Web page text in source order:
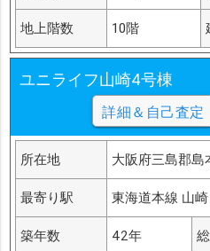
地上階数 10階
ユニライフ山崎4号棟
詳細＆自己査定
所在地 大阪府三島郡島
最寄り駅 東海道本線 山
築年数 42年